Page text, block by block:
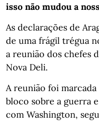
isso não mudou a
As declarações de
de uma frágil trégua
a reunião dos chefes
Nova Deli.
A reunião foi
bloco sobre a guerra
com Washington,